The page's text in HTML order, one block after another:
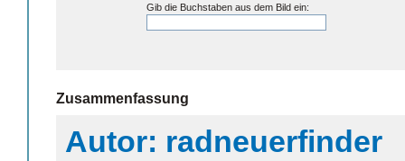
Gib die Buchstaben aus dem Bild ein:
Zusammenfassung
Autor: radneuerfinder